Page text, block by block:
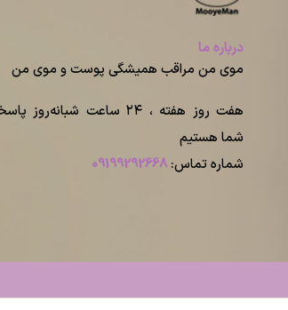
درباره ما
موی من مراقب همیشگی پوست و موی من
هفت روز هفته ، ۲۴ ساعت شبانه‌روز
شما هستیم
شماره تماس: 09199292668